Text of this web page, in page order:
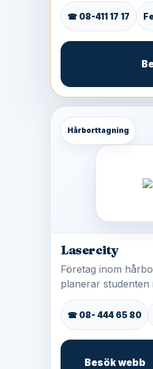
☎ 08-411 17 17
Hårborttagning
Lasercity
Företag inom
planerar studenten
☎ 08- 444 65 80
Besök webb